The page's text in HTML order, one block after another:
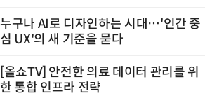
누구나 AI로 디자인하는 시대…'인간 중
심 UX'의 새 기준을 묻다
[올쇼TV] 안전한 의료 데이터 관리를 위
한 통합 인프라 전략